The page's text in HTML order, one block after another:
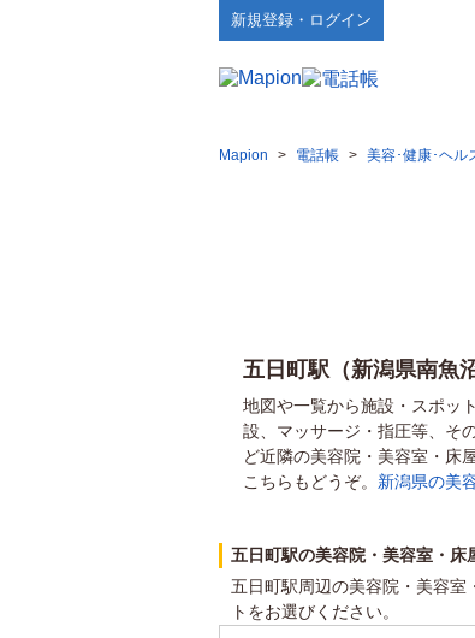
新規登録・ログイン
Mapion > 電話帳 > 美容･健康･ヘル
五日町駅（新潟県南魚
地図や一覧から施設・スポッ
設、マッサージ・指圧等、そ
ど近隣の美容院・美容室・床
こちらもどうぞ。 新潟県の美
五日町駅の美容院・美容室・床
五日町駅周辺の美容院・美容室
トをお選びください。